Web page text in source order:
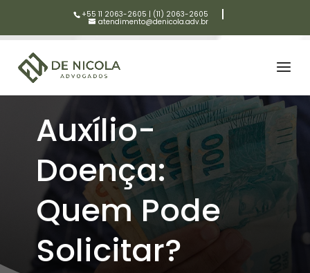
+55 11 2063-2605 | (11) 2063-2605
atendimento@denicola.adv.br
Auxílio-
Doença:
Quem Pode
Solicitar?